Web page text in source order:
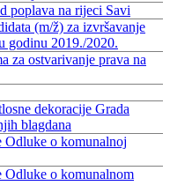
poplava na rijeci Savi
(m/ž) za izvršavanje
godinu 2019./2020.
za ostvarivanje prava na
dekoracije Grada
blagdana
Odluke o komunalnoj
Odluke o komunalnom